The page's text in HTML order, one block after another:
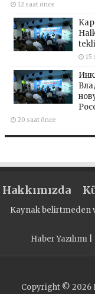
12 saat önce
15
20 saat önce
Hakkımızda
Kaynak belirtmeden
Haber Yazılımı|
Copyright © 2026